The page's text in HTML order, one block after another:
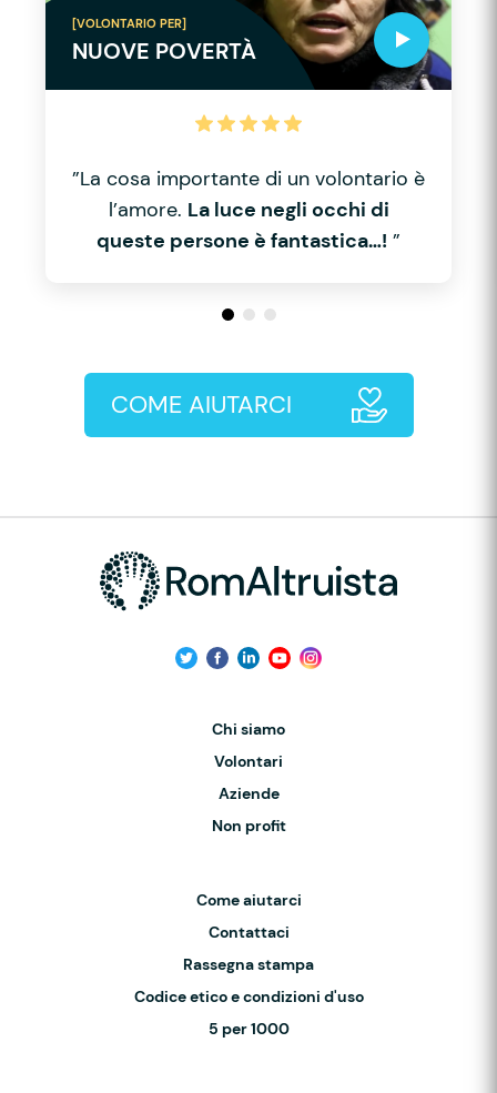
[VOLONTARIO PER]
NUOVE POVERTÀ
”La cosa importante di un volontario è
l’amore. La luce negli occhi di
queste persone è fantastica…! ”
COME AIUTARCI
Chi siamo
Volontari
Aziende
Non profit
Come aiutarci
Contattaci
Rassegna stampa
Codice etico e condizioni d'uso
5 per 1000